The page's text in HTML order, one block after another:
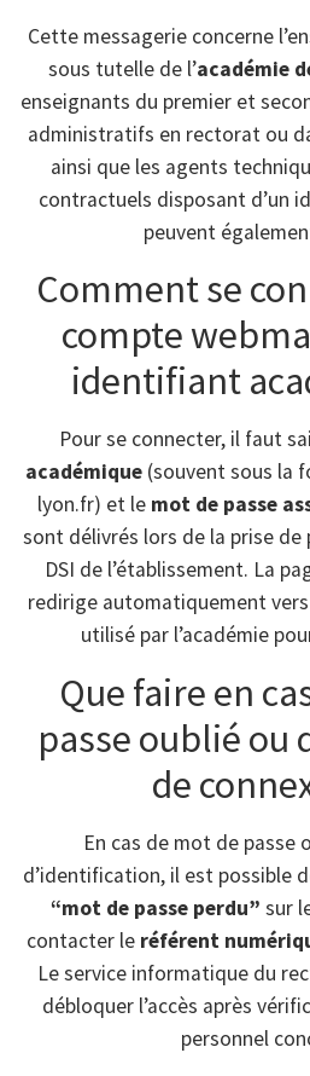
Cette messagerie concerne
sous tutelle de l’académie
enseignants du premier et
administratifs en rectorat ou
ainsi que les agents
contractuels disposant d’un
peuvent
Comment se
compte
identifiant
Pour se connecter, il faut
académique(souvent sous la
lyon.fr) et le mot de passe
sont délivrés lors de la prise de
DSI de l’établissement. La
redirige automatiquement
utilisé par l’académie
Que faire en
passe oublié ou
de
En cas de mot de passe
d’identification, il est possible
“mot de passe perdu” sur
contacter le référent
Le service informatique du
débloquer l’accès après
personnel